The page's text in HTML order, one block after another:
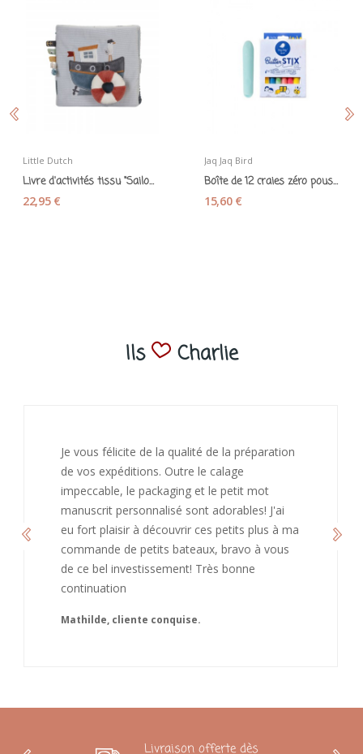
Little Dutch
Livre d'activités tissu "Sailors Bay" - Little...
22,95 €
Jaq Jaq Bird
Boîte de 12 craies zéro poussière et...
15,60 €
Ils Charlie
J’ai adoré ouvrir ce paquet votre message est
bienveillant et fait plaisir. Je ne manquerai pas
de recommandé chez vous. Bonne
continuation et merci à vous.
Caroline
Livraison offerte dès